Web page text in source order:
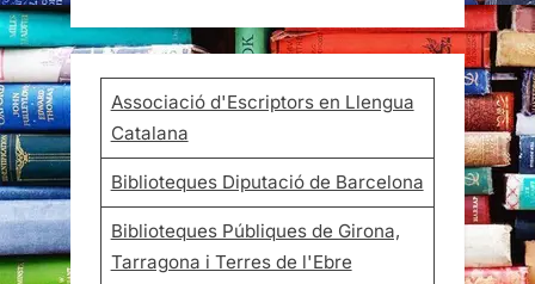
Associació d'Escriptors en Llengua
Catalana
Biblioteques Diputació de Barcelona
Biblioteques Públiques de Girona,
Tarragona i Terres de l'Ebre